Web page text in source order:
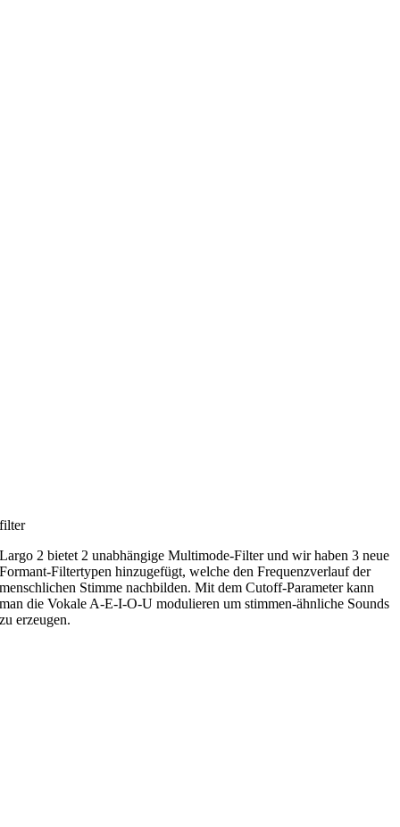
filter
Largo 2 bietet 2 unabhängige Multimode-Filter und wir haben 3 neue
Formant-Filtertypen hinzugefügt, welche den Frequenzverlauf der
menschlichen Stimme nachbilden. Mit dem Cutoff-Parameter kann
man die Vokale A-E-I-O-U modulieren um stimmen-ähnliche Sounds
zu erzeugen.